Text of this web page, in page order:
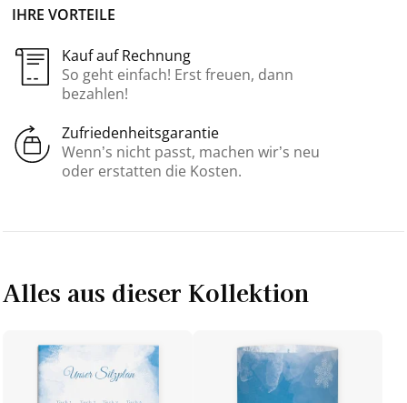
IHRE VORTEILE
Kauf auf Rechnung
So geht einfach! Erst freuen, dann
bezahlen!
Zufriedenheitsgarantie
Wenn’s nicht passt, machen wir’s neu
oder erstatten die Kosten.
Alles aus dieser Kollektion